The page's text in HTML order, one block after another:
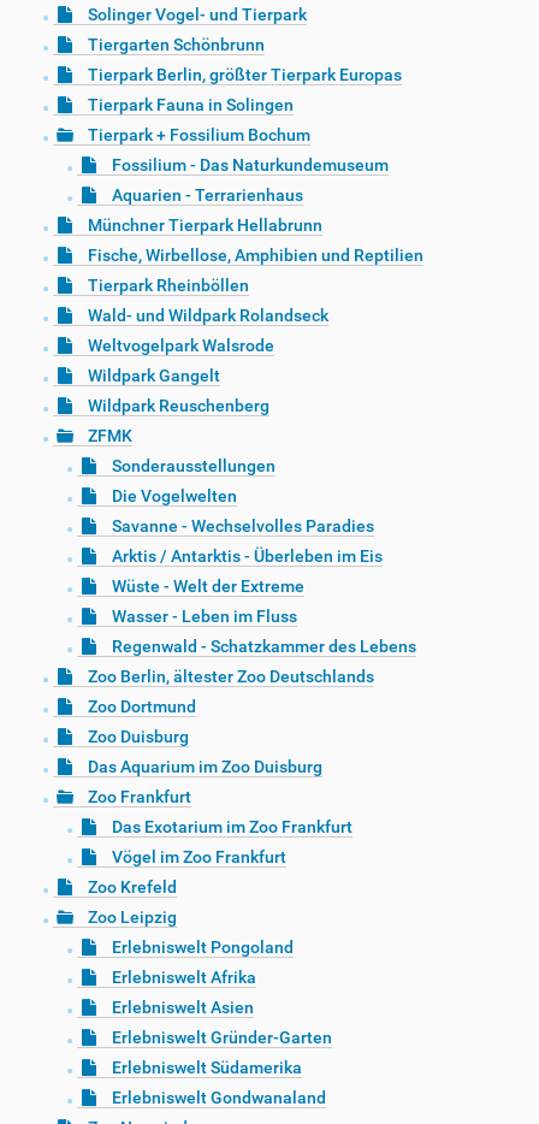
Solinger Vogel- und Tierpark
Tiergarten Schönbrunn
Tierpark Berlin, größter Tierpark Europas
Tierpark Fauna in Solingen
Tierpark + Fossilium Bochum
Fossilium - Das Naturkundemuseum
Aquarien - Terrarienhaus
Münchner Tierpark Hellabrunn
Fische, Wirbellose, Amphibien und Reptilien
Tierpark Rheinböllen
Wald- und Wildpark Rolandseck
Weltvogelpark Walsrode
Wildpark Gangelt
Wildpark Reuschenberg
ZFMK
Sonderausstellungen
Die Vogelwelten
Savanne - Wechselvolles Paradies
Arktis / Antarktis - Überleben im Eis
Wüste - Welt der Extreme
Wasser - Leben im Fluss
Regenwald - Schatzkammer des Lebens
Zoo Berlin, ältester Zoo Deutschlands
Zoo Dortmund
Zoo Duisburg
Das Aquarium im Zoo Duisburg
Zoo Frankfurt
Das Exotarium im Zoo Frankfurt
Vögel im Zoo Frankfurt
Zoo Krefeld
Zoo Leipzig
Erlebniswelt Pongoland
Erlebniswelt Afrika
Erlebniswelt Asien
Erlebniswelt Gründer-Garten
Erlebniswelt Südamerika
Erlebniswelt Gondwanaland